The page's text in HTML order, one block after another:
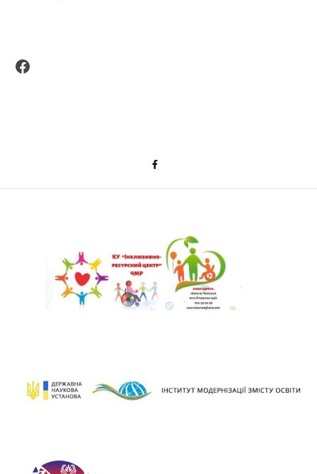
Facebook